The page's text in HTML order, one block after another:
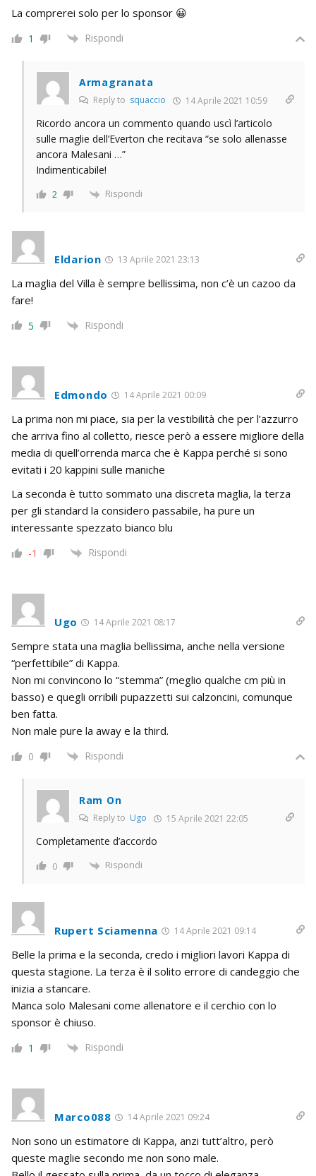
La comprerei solo per lo sponsor 😀
1 Rispondi
Armagranata
Reply to squaccio 14 Aprile 2021 10:59
Ricordo ancora un commento quando uscì l’articolo
sulle maglie dell’Everton che recitava “se solo allenasse
ancora Malesani …”
Indimenticabile!
2 Rispondi
Eldarion 13 Aprile 2021 23:13
La maglia del Villa è sempre bellissima, non c’è un cazoo da
fare!
5 Rispondi
Edmondo 14 Aprile 2021 00:09
La prima non mi piace, sia per la vestibilità che per l’azzurro
che arriva fino al colletto, riesce però a essere migliore della
media di quell’orrenda marca che è Kappa perché si sono
evitati i 20 kappini sulle maniche
La seconda è tutto sommato una discreta maglia, la terza
per gli standard la considero passabile, ha pure un
interessante spezzato bianco blu
-1 Rispondi
Ugo 14 Aprile 2021 08:17
Sempre stata una maglia bellissima, anche nella versione
“perfettibile” di Kappa.
Non mi convincono lo “stemma” (meglio qualche cm più in
basso) e quegli orribili pupazzetti sui calzoncini, comunque
ben fatta.
Non male pure la away e la third.
0 Rispondi
Ram On
Reply to Ugo 15 Aprile 2021 22:05
Completamente d’accordo
0 Rispondi
Rupert Sciamenna 14 Aprile 2021 09:14
Belle la prima e la seconda, credo i migliori lavori Kappa di
questa stagione. La terza è il solito errore di candeggio che
inizia a stancare.
Manca solo Malesani come allenatore e il cerchio con lo
sponsor è chiuso.
1 Rispondi
Marco088 14 Aprile 2021 09:24
Non sono un estimatore di Kappa, anzi tutt’altro, però
queste maglie secondo me non sono male.